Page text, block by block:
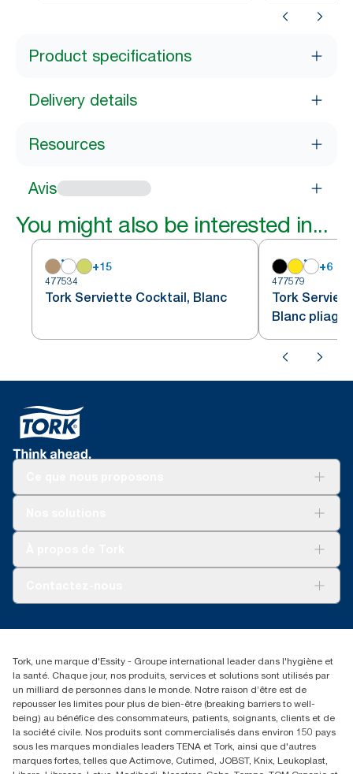
Product specifications
Delivery details
Resources
Avis
You might also be interested in...
+15
477534
Tork Serviette Cocktail, Blanc
+6
477579
Tork
Blanc pliage
Reclamation pour distributeurs
+41 (0)848/810152
Essity Switzerland AG
Parkstraße 1b
6214 Schenkon
Lundi-jeudi 8:00-16:30 | Vendredi 8:00-15:00
GLN: 7609999000928
Tork, une marque d'Essity - Groupe international leader dans l'hygiène et
la santé. Chaque jour, nos produits, services et solutions sont utilisés par
un milliard de personnes dans le monde. Notre raison d’être est de
repousser les limites pour plus de bien-être (breaking barriers to well-
being) au bénéfice des consommateurs, patients, soignants, clients et de
la société civile. Nos produits sont commercialisés dans environ 150 pays
sous les marques mondiales leaders TENA et Tork, ainsi que d'autres
marques fortes, telles que Actimove, Cutimed, JOBST, Knix, Leukoplast,